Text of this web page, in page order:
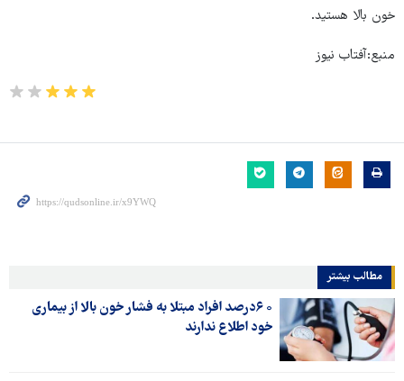
خون بالا هستید.
منبع:آفتاب نیوز
مطالب بیشتر
۰ ۶درصد افراد مبتلا به فشار خون بالا از بیماری
خود اطلاع ندارند